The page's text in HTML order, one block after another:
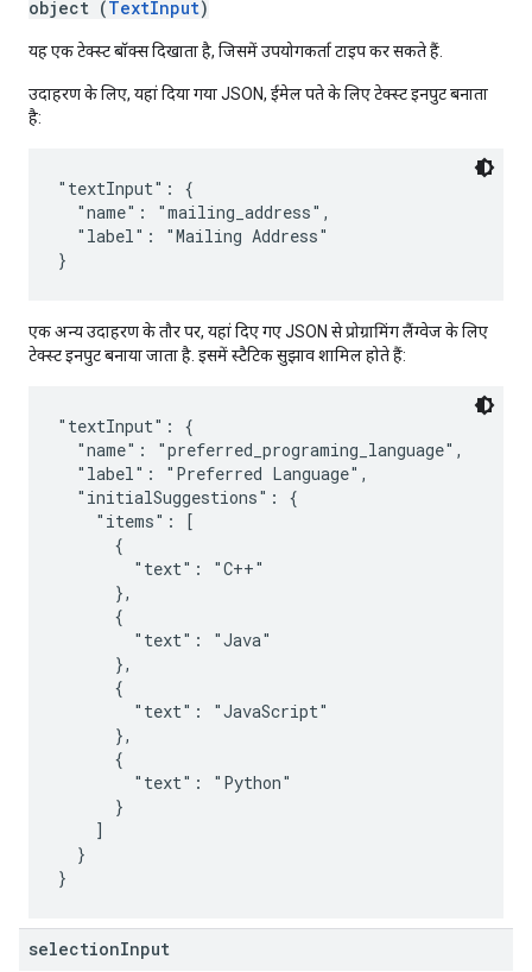
object (TextInput)
यह एक टेक्स्ट बॉक्स दिखाता है, जिसमें उपयोगकर्ता टाइप कर सकते हैं.
उदाहरण के लिए, यहां दिया गया JSON, ईमेल पते के लिए टेक्स्ट इनपुट बनाता
है:
"textInput": {
  "name": "mailing_address",
  "label": "Mailing Address"
एक अन्य उदाहरण के तौर पर, यहां दिए गए JSON से प्रोग्रामिंग लैंग्वेज के लिए
टेक्स्ट इनपुट बनाया जाता है. इसमें स्टैटिक सुझाव शामिल होते हैं:
"textInput": {
  "name": "preferred_programing_language",
  "label": "Preferred Language",
  "initialSuggestions": {
    "items": [
      {
        "text": "C++"
      },
      {
        "text": "Java"
      },
      {
        "text": "JavaScript"
      },
      {
        "text": "Python"
      }
    ]
  }
selectionInput